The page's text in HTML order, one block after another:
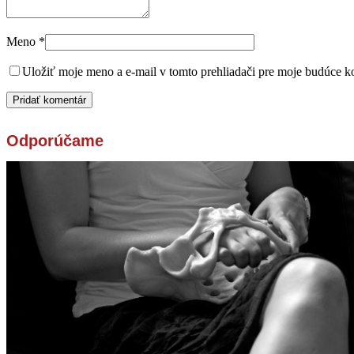
Meno *
Uložiť moje meno a e-mail v tomto prehliadači pre moje budúce
Odporúčame